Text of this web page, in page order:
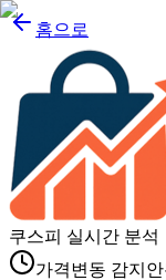
홈으로
쿠스피 실시간 분석
가격변동 감지안